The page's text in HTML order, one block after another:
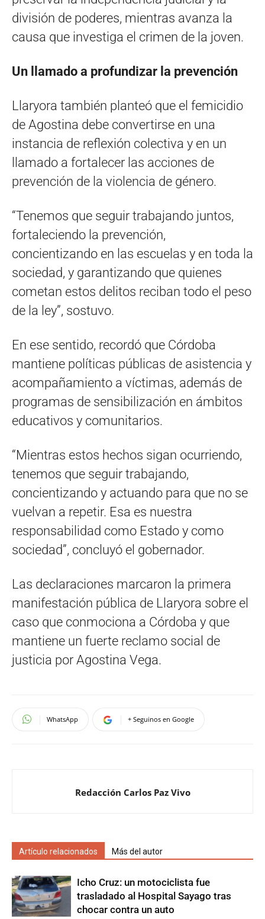
división de poderes, mientras avanza la
causa que investiga el crimen de la joven.
Un llamado a profundizar la prevención
Llaryora también planteó que el femicidio
de Agostina debe convertirse en una
instancia de reflexión colectiva y en un
llamado a fortalecer las acciones de
prevención de la violencia de género.
“Tenemos que seguir trabajando juntos,
fortaleciendo la prevención,
concientizando en las escuelas y en toda la
sociedad, y garantizando que quienes
cometan estos delitos reciban todo el peso
de la ley”, sostuvo.
En ese sentido, recordó que Córdoba
mantiene políticas públicas de asistencia y
acompañamiento a víctimas, además de
programas de sensibilización en ámbitos
educativos y comunitarios.
“Mientras estos hechos sigan ocurriendo,
tenemos que seguir trabajando,
concientizando y actuando para que no se
vuelvan a repetir. Esa es nuestra
responsabilidad como Estado y como
sociedad”, concluyó el gobernador.
Las declaraciones marcaron la primera
manifestación pública de Llaryora sobre el
caso que conmociona a Córdoba y que
mantiene un fuerte reclamo social de
justicia por Agostina Vega.
WhatsApp + Seguinos en Google
Redacción Carlos Paz Vivo
Artículo relacionados Más del autor
Icho Cruz: un motociclista fue
trasladado al Hospital Sayago tras
chocar contra un auto